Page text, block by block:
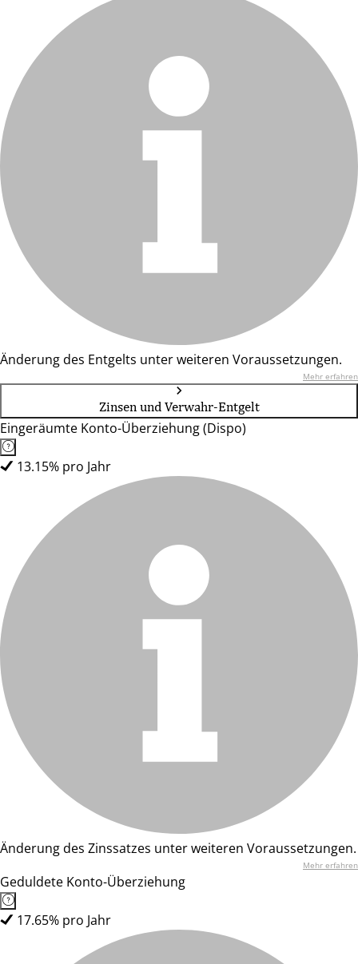
Änderung des Entgelts unter weiteren Voraussetzungen.
Mehr erfahren
Zinsen und Verwahr-Entgelt
Eingeräumte Konto-Überziehung (Dispo)
13.15% pro Jahr
Änderung des Zinssatzes unter weiteren Voraussetzungen.
Mehr erfahren
Geduldete Konto-Überziehung
17.65% pro Jahr